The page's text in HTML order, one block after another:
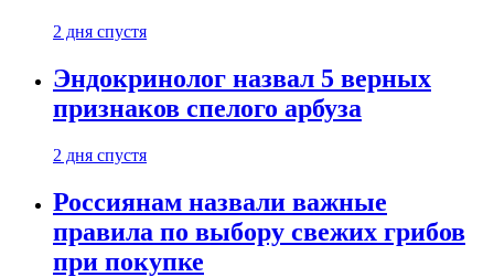
2 дня спустя
Эндокринолог назвал 5 верных
признаков спелого арбуза
2 дня спустя
Россиянам назвали важные
правила по выбору свежих грибов
при покупке